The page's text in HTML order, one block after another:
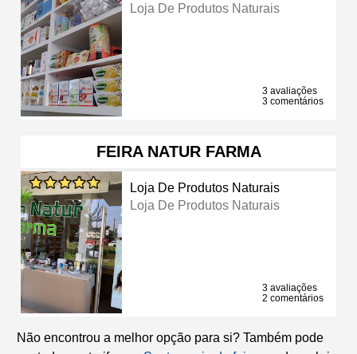
Loja De Produtos Naturais
3 avaliações
3 comentários
FEIRA NATUR FARMA
Loja De Produtos Naturais
Loja De Produtos Naturais
3 avaliações
2 comentários
Não encontrou a melhor opção para si? Também pode